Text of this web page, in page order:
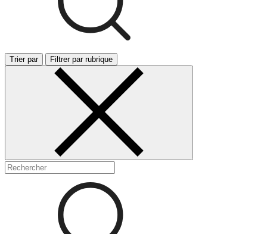
Trier par Filtrer par rubrique